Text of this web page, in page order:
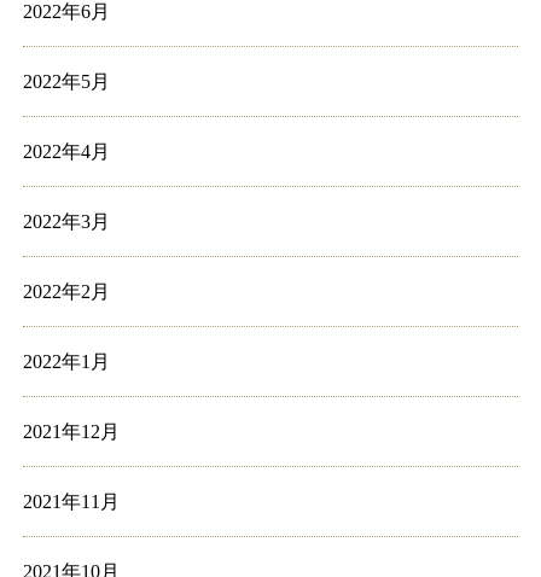
2022年6月
2022年5月
2022年4月
2022年3月
2022年2月
2022年1月
2021年12月
2021年11月
2021年10月